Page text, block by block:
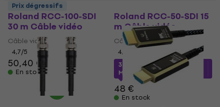
Roland RCC-100-SDI
30 m Câble vidéo
Câble vidéo
4,7/5
50,40 €
En stock
Roland RCC-50-SDI 15
m Câble vidéo
Câble vidéo
4,7
38,89 €avec le code
MUZMUZ-15
48 €
En stock
Prix dégressifs